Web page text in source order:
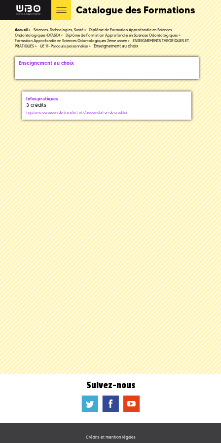
Catalogue des Formations
Accueil Sciences, Technologies, Santé
Diplôme de Formation Approfondie en Sciences
Ondontologiques (DFASO)
Diplôme de Formation Approfondie en Sciences Odontologiques
Formation Approfondie en Sciences Odontologiques 2ème année
ENSEIGNEMENTS THEORIQUES ET
PRATIQUES
UE 11- Parcours personnalisé Enseignement au choix
Enseignement au choix
Infos pratiques
3 crédits
( système européen de transfert et d'accumulation de crédits)
Suivez-nous
a b f
Crédits et mention légales